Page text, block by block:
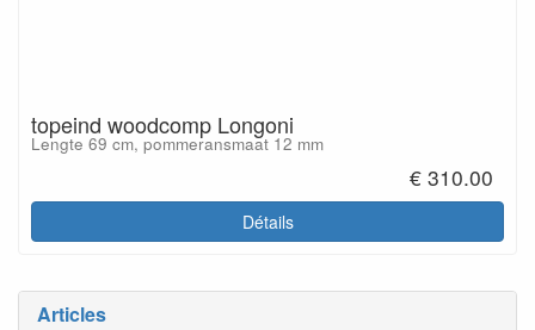
Articles
topeind woodcomp Longoni
Lengte 69 cm, pommeransmaat 12 mm
€ 310.00
Détails